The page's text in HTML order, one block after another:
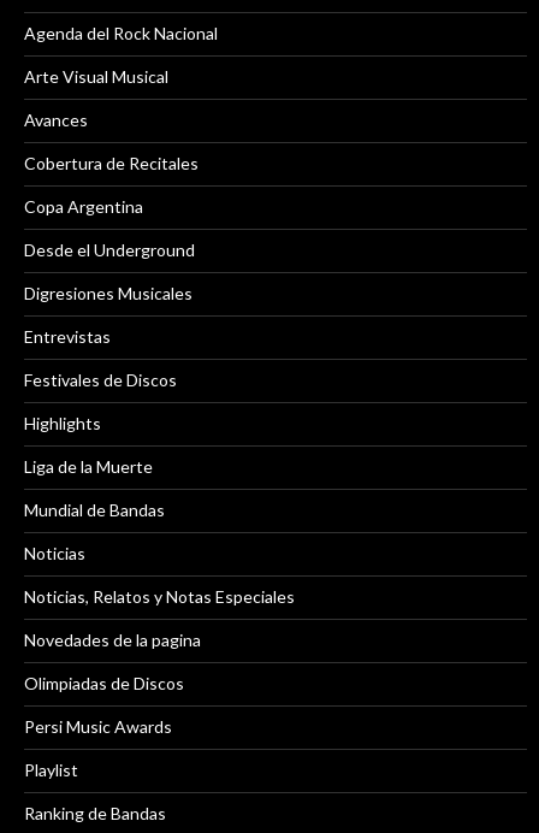
Agenda del Rock Nacional
Arte Visual Musical
Avances
Cobertura de Recitales
Copa Argentina
Desde el Underground
Digresiones Musicales
Entrevistas
Festivales de Discos
Highlights
Liga de la Muerte
Mundial de Bandas
Noticias
Noticias, Relatos y Notas Especiales
Novedades de la pagina
Olimpiadas de Discos
Persi Music Awards
Playlist
Ranking de Bandas